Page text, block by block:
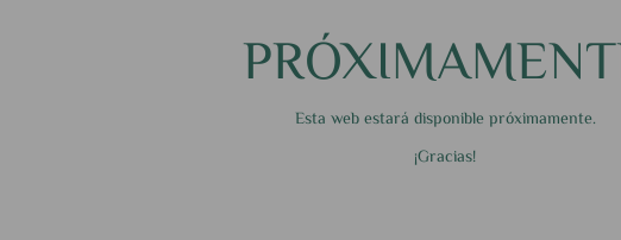
Esta web estará disponible próximamente.
¡Gracias!